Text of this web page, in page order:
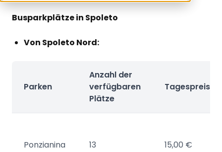
Busparkplätze in Spoleto
Von Spoleto Nord:
Parken
Anzahl der
verfügbaren
Plätze
Tagespreis
Ponzianina 13 15,00 €